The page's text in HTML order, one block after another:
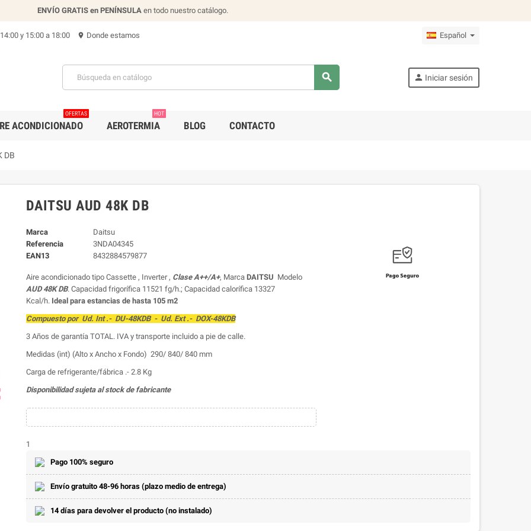
ENVÍO GRATIS en PENÍNSULA en todo nuestro catálogo.
y 15:00 a 18:00 location_on Donde estamos Español
search person Iniciar sesión
ACONDICIONADO
OFERTAS
AEROTERMIA
HOT
BLOG CONTACTO
DB
DAITSU AUD 48K DB
Marca
Daitsu
Referencia
3NDA04345
EAN13
8432884579877
Aire acondicionado tipo Cassette , Inverter , Clase A++/A+, Marca DAITSU Modelo
AUD 48K DB. Capacidad frigorífica 11521 fg/h.; Capacidad calorífica 13327
Kcal/h. Ideal para estancias de hasta 105 m2
Compuesto por Ud. Int .- DU-48KDB - Ud. Ext .- DOX-48KDB
3 Años de garantía TOTAL. IVA y transporte incluido a pie de calle.
Medidas (int) (Alto x Ancho x Fondo) 290/ 840/ 840 mm
Carga de refrigerante/fábrica .- 2.8 Kg
Disponibilidad sujeta al stock de fabricante
1
Pago 100% seguro
Envío gratuito 48-96 horas (plazo medio de entrega)
14 días para devolver el producto (no instalado)